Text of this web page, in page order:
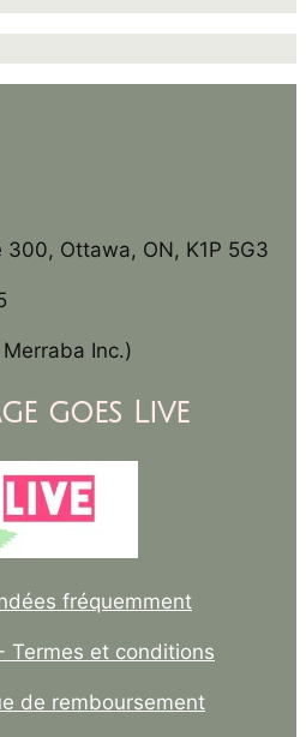
Ottawa, ON, K1P 5G3
Inc.)
goes Live
fréquemment
Termes et conditions
de remboursement